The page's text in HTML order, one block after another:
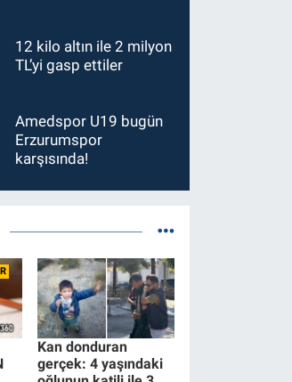
12 kilo altın ile 2 milyon
TL’yi gasp ettiler
Amedspor U19 bugün
Erzurumspor
karşısında!
Kan donduran
gerçek: 4 yaşındaki